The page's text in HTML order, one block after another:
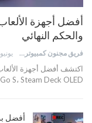
والحكم النهائي
فريق مجنون كمبيوتر يونيو 16, 2026
Go S، Steam Deck OLED، و Xbox Ally X بالأسعار.…